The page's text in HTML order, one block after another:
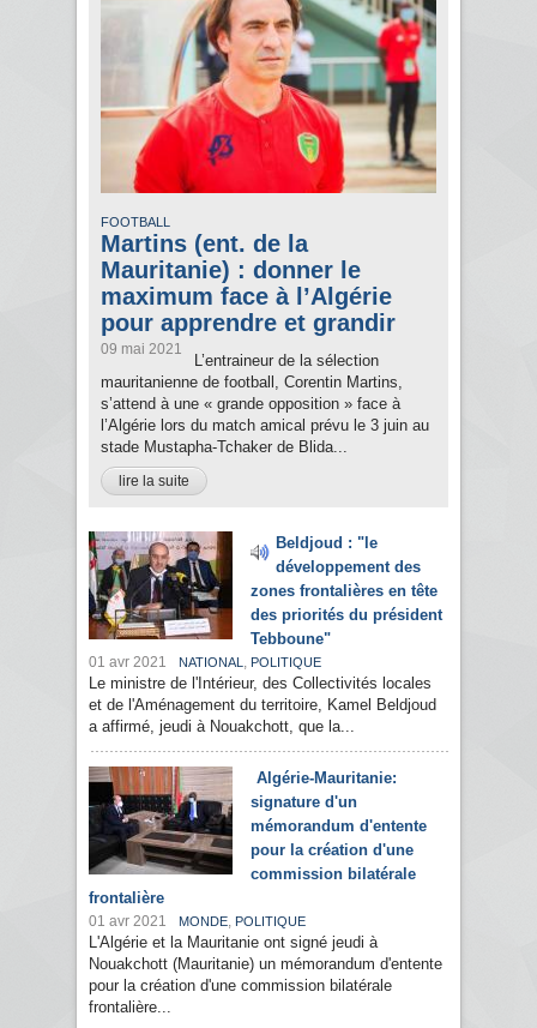
FOOTBALL
Martins (ent. de la
Mauritanie) : donner le
maximum face à l’Algérie
pour apprendre et grandir
09 mai 2021
L’entraineur de la sélection
mauritanienne de football, Corentin Martins,
s’attend à une « grande opposition » face à
l’Algérie lors du match amical prévu le 3 juin au
stade Mustapha-Tchaker de Blida...
lire la suite
Beldjoud : "le
développement des
zones frontalières en tête
des priorités du président
Tebboune"
01 avr 2021 NATIONAL , POLITIQUE
Le ministre de l'Intérieur, des Collectivités locales
et de l'Aménagement du territoire, Kamel Beldjoud
a affirmé, jeudi à Nouakchott, que la...
Algérie-Mauritanie:
signature d'un
mémorandum d'entente
pour la création d'une
commission bilatérale
frontalière
01 avr 2021 MONDE, POLITIQUE
L'Algérie et la Mauritanie ont signé jeudi à
Nouakchott (Mauritanie) un mémorandum d'entente
pour la création d'une commission bilatérale
frontalière...